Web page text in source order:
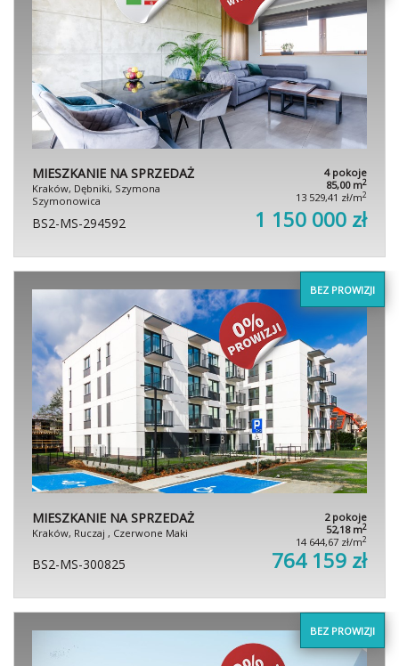
MIESZKANIE NA SPRZEDAŻ
Kraków, Dębniki, Szymona
Szymonowica
4 pokoje
85,00 m2
13 529,41 zł/m2
BS2-MS-294592 1 150 000 zł
BEZ PROWIZJI
MIESZKANIE NA SPRZEDAŻ
Kraków, Ruczaj , Czerwone Maki
2 pokoje
52,18 m2
14 644,67 zł/m2
BS2-MS-300825 764 159 zł
BEZ PROWIZJI